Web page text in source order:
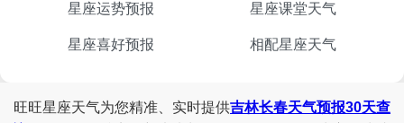
星座运势预报 星座课堂天气
星座喜好预报 相配星座天气
旺旺星座天气为您精准、实时提供吉林长春天气预报30天查